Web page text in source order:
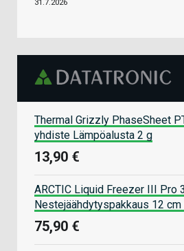
31.7.2026
Thermal Grizzly PhaseSheet
yhdiste Lämpöalusta 2 g
13,90 €
ARCTIC Liquid Freezer III Pro
Nestejäähdytyspakkaus 12
75,90 €